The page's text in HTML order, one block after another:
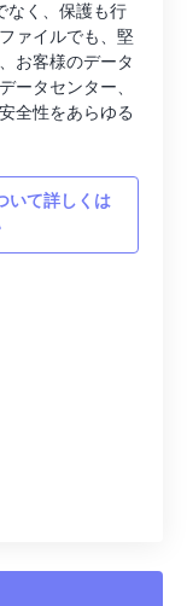
なく、保護も行
ァイルでも、堅
お客様のデータ
ータセンター、
全性をあらゆる
いて詳しくは